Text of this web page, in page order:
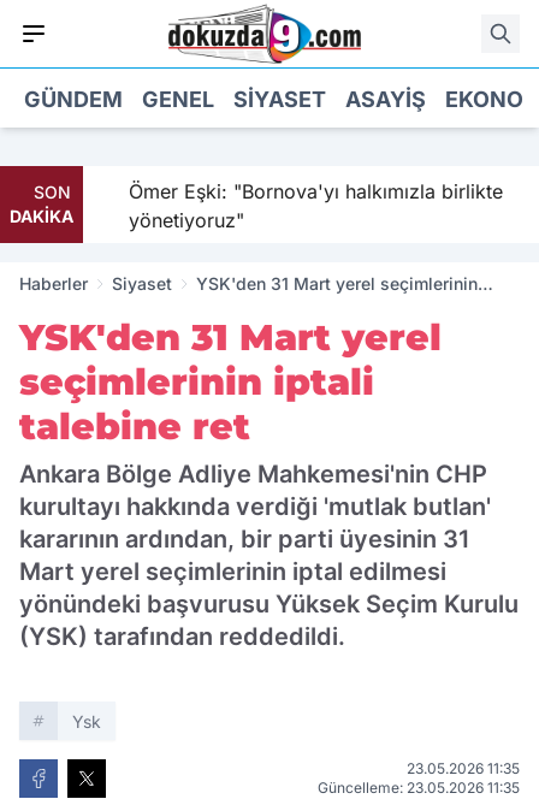
GÜNDEM GENEL SIYASET ASAYIŞ
SON
DAKİKA
Ömer Eşki: "Bornova'yı halkımızla birlikte
yönetiyoruz"
Haberler Siyaset
YSK'den 31 Mart yerel seçimlerinin
YSK'den 31 Mart yerel
seçimlerinin iptali
talebine ret
Ankara Bölge Adliye Mahkemesi'nin CHP
kurultayı hakkında verdiği 'mutlak butlan'
kararının ardından, bir parti üyesinin 31
Mart yerel seçimlerinin iptal edilmesi
yönündeki başvurusu Yüksek Seçim Kurulu
(YSK) tarafından reddedildi.
Ysk
23.05.2026 11:35
Güncelleme: 23.05.2026 11:35